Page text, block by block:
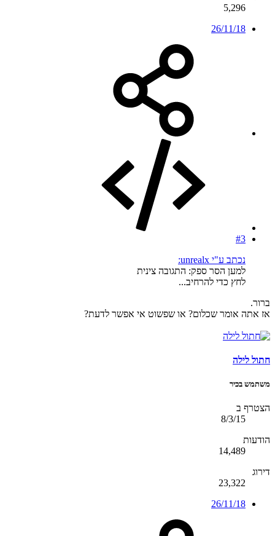
5,296
26/11/18
#3
נכתב ע"י unrealx:
למען הסר ספק: התגובה צינית
לחץ כדי להרחיב...
ברור.
אז אתה אומר שכלום? או שפשוט אי אפשר לדעת?
חתול לילה
משתמש בכיר
הצטרף ב
8/3/15
הודעות
14,489
דירוג
23,322
26/11/18